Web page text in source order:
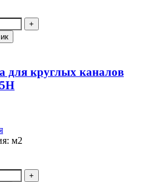
для круглых каналов
м2